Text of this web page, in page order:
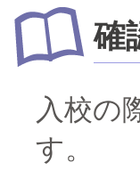
確
入校の
す。